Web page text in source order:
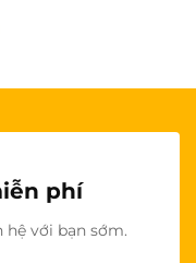
phí
với bạn sớm.